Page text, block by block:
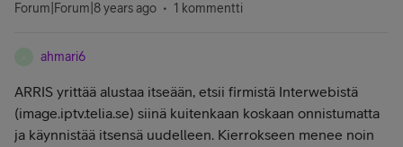
Forum|Forum|8 years ago 1 kommentti
ahmari6
ARRIS yrittää alustaa itseään, etsii firmistä Interwebistä
(image.iptv.telia.se) siinä kuitenkaan koskaan onnistumatta
ja käynnistää itsensä uudelleen. Kierrokseen menee noin